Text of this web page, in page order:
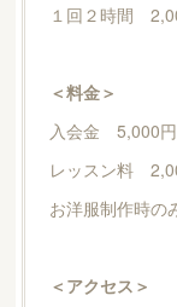
１回２時間
＜料金＞
入会金 5,000円
レッスン料
お洋服制作時
＜アクセス＞